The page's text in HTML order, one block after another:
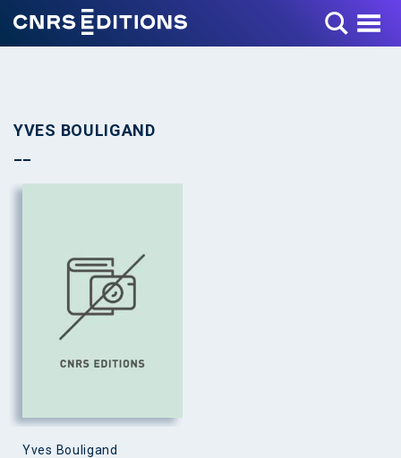
Toggle Menu
YVES BOULIGAND
Yves Bouligand